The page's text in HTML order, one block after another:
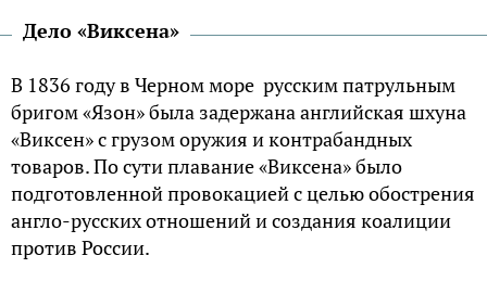
Дело «Виксена»
В 1836 году в Черном море русским патрульным
бригом «Язон» была задержана английская шхуна
«Виксен» с грузом оружия и контрабандных
товаров. По сути плавание «Виксена» было
подготовленной провокацией с целью обострения
англо-русских отношений и создания коалиции
против России.